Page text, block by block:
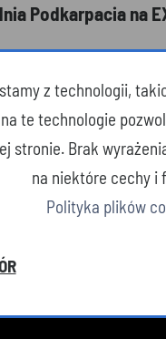
Podkarpacia na
z technologii,
te technologie
stronie. Brak
na niektóre cechy i
Polityka plików